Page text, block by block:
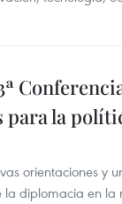
para la
orientaciones y
la diplomacia en la